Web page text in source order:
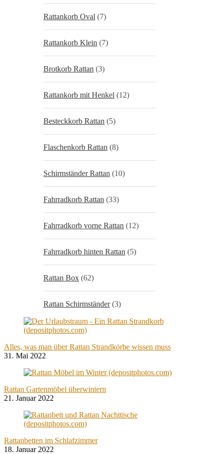
Rattankorb Oval (7)
Rattankorb Klein (7)
Brotkorb Rattan (3)
Rattankorb mit Henkel (12)
Besteckkorb Rattan (5)
Flaschenkorb Rattan (8)
Schirmständer Rattan (10)
Fahrradkorb Rattan (33)
Fahrradkorb vorne Rattan (12)
Fahrradkorb hinten Rattan (5)
Rattan Box (62)
Rattan Schirmständer (3)
Alles, was man über Rattan Strandkörbe wissen muss
31. Mai 2022
Rattan Gartenmöbel überwintern
21. Januar 2022
Rattanbetten im Schlafzimmer
18. Januar 2022